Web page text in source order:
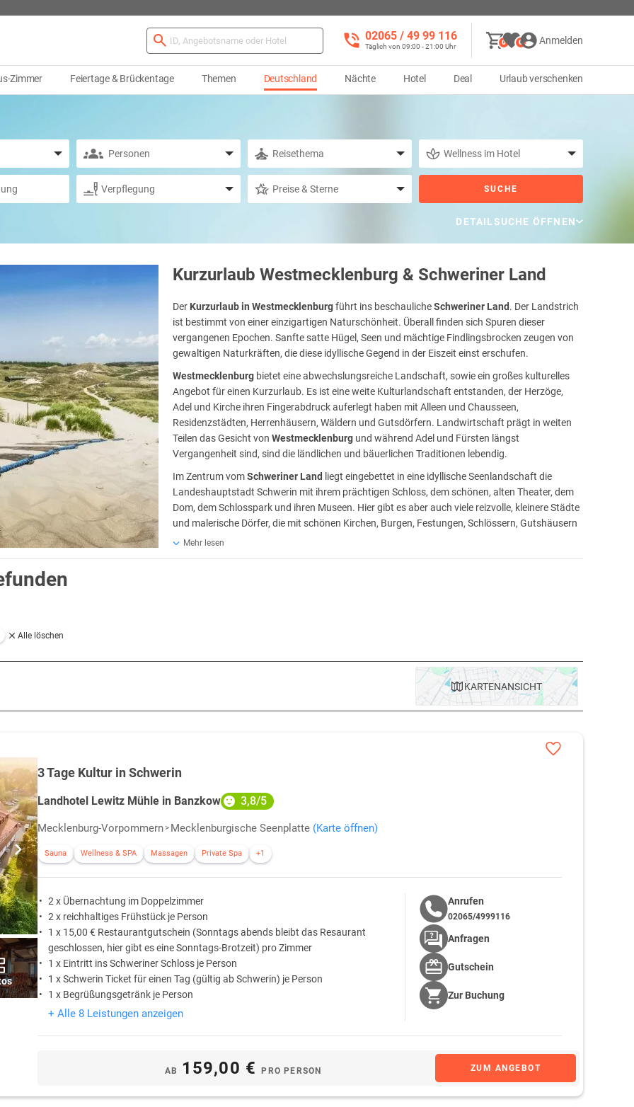
02065 / 49 ‌99 116
Täglich von 09:00 - 21:00 Uhr
0 0 Anmelden
Zimmer Feiertage & Brückentage Themen Deutschland Nächte Hotel Deal Urlaub verschenken
SUCHE
DETAILSUCHE ÖFFNEN
Kurzurlaub Westmecklenburg & Schweriner Land
Der Kurzurlaub in Westmecklenburgführt ins beschaulicheSchweriner Land. Der Landstrich
ist bestimmt von einer einzigartigen Naturschönheit. Überall finden sich Spuren dieser
vergangenen Epochen. Sanfte satte Hügel, Seen und mächtige Findlingsbrocken zeugen von
gewaltigen Naturkräften, die diese idyllische Gegend in der Eiszeit einst erschufen.
Westmecklenburg bietet eine abwechslungsreiche Landschaft, sowie ein großes kulturelles
Angebot für einen Kurzurlaub. Es ist eine weite Kulturlandschaft entstanden, der Herzöge,
Adel und Kirche ihren Fingerabdruck auferlegt haben mit Alleen und Chausseen,
Residenzstädten, Herrenhäusern, Wäldern und Gutsdörfern. Landwirtschaft prägt in weiten
Teilen das Gesicht von Westmecklenburg und während Adel und Fürsten längst
Vergangenheit sind, sind die ländlichen und bäuerlichen Traditionen lebendig.
Im Zentrum vomSchweriner Land liegt eingebettet in eine idyllische Seenlandschaft die
Landeshauptstadt Schwerin mit ihrem prächtigen Schloss, dem schönen, alten Theater, dem
Dom, dem Schlosspark und ihren Museen. Hier gibt es aber auch viele reizvolle, kleinere Städte
und malerische Dörfer, die mit schönen Kirchen, Burgen, Festungen, Schlössern, Gutshäusern
oder Parks aufwarten können. Versteckt auf Feldern und in den Wäldern gibt es
ein, die Natur von Westmecklenburg mit dem Rad oder auf einer Wanderung zu erleben. Ob für den kurzen Ausflug oder die
bieten den Raum für eine abwechslungsreiche Flora und Fauna, beispielsweise die Dambecker Seen, die
und Geschichte.
Opern- und Operettenliebhaber die
Schlossfestspiele in Schwerin
im barocken Schlossgarten.
Stadtbild formt,
Belange mit den Vorzügen der Stadt verbinden lassen.
Mehr lesen
Alle löschen
KARTENANSICHT
3 Tage Kultur in Schwerin
Landhotel Lewitz Mühle in Banzkow 3,8/5
Mecklenburg-Vorpommern Mecklenburgische Seenplatte (Karte öffnen)
Sauna Wellness & SPA Massagen Private Spa +1
2 x Übernachtung im Doppelzimmer
2 x reichhaltiges Frühstück je Person
1 x 15,00 € Restaurantgutschein (Sonntags abends bleibt das Resaurant
geschlossen, hier gibt es eine Sonntags-Brotzeit) pro Zimmer
1 x Eintritt ins Schweriner Schloss je Person
1 x Schwerin Ticket für einen Tag (gültig ab Schwerin) je Person
1 x Begrüßungsgetränk je Person
+ Alle 8 Leistungen anzeigen
AB 159,00 €PRO PERSON ZUM ANGEBOT
Anrufen
02065/4999116
Anfragen
Gutschein
Zur Buchung